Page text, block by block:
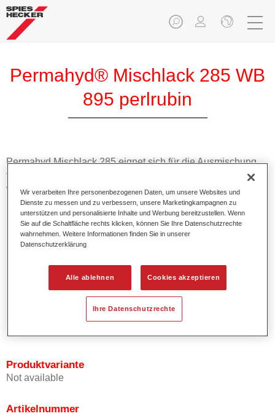
Permahyd® Mischlack 285 WB
895 perlrubin
Permahyd Mischlack 285 eignet sich für die Ausmischung
von Permahyd Perlmutt Basislack 285, einem hochwertigen
wasserverdünnbaren Basislacksystem. Es basiert auf einer
speziellen PU-Dispersionstechnologie für Uni- und
Effektlackierungen.
Produktmerkmale
1,5 Spritzgängen.
Bietet ein gutes Standvermögen.
Verfügt über ein hohes Deckvermögen.
Besitzt eine hohe Farbtongenauigkeit.
Produktvariante
Not available
Artikelnummer
Wir verarbeiten Ihre personenbezogenen Daten, um unsere Websites und
Dienste zu messen und zu verbessern, unsere Marketingkampagnen zu
unterstützen und personalisierte Inhalte und Werbung bereitzustellen. Wenn
Sie auf die Schaltfläche rechts klicken, können Sie Ihre Datenschutzrechte
wahrnehmen. Weitere Informationen finden Sie in unserer
Datenschutzerklärung
Alle ablehnen Cookies akzeptieren
Ihre Datenschutzrechte